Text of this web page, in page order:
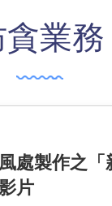
貪業務
處製作之「
片